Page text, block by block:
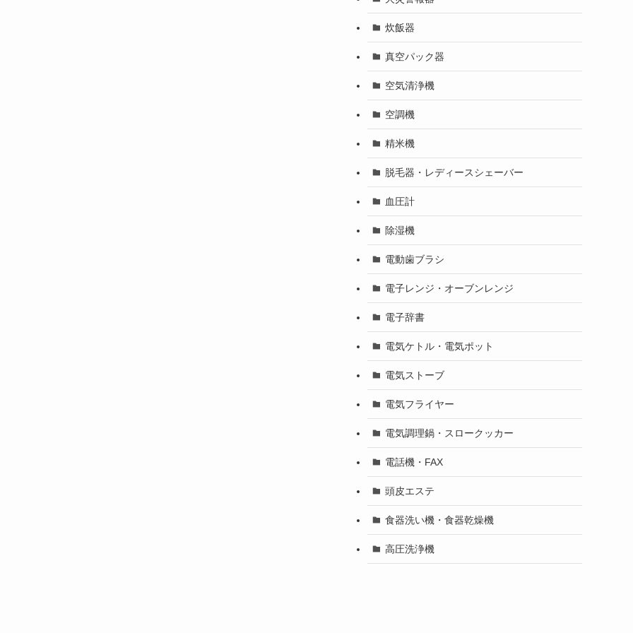
炊飯器
真空パック器
空気清浄機
空調機
精米機
脱毛器・レディースシェーバー
血圧計
除湿機
電動歯ブラシ
電子レンジ・オーブンレンジ
電子辞書
電気ケトル・電気ポット
電気ストーブ
電気フライヤー
電気調理鍋・スロークッカー
電話機・FAX
頭皮エステ
食器洗い機・食器乾燥機
高圧洗浄機